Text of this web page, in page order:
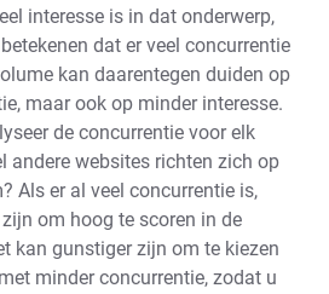
interesse is in dat onderwerp,
dat er veel concurrentie
kan daarentegen duiden op
maar ook op minder interesse.
de concurrentie voor elk
andere websites richten zich op
Als er al veel concurrentie is,
om hoog te scoren in de
kan gunstiger zijn om te kiezen
minder concurrentie, zodat u